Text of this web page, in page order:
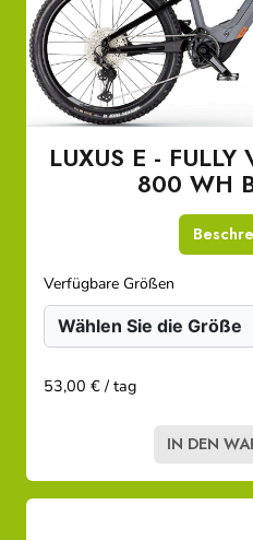
LUXUS E -
800 WH
Verfügbare Größen
53,00 € / tag
IN DEN